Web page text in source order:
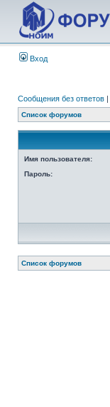
Вход
Сообщения без ответов |
Список форумов
Имя пользователя:
Пароль:
Список форумов